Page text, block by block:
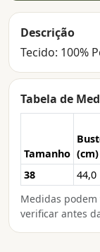
Descrição
Tecido: 100%
Tabela de
Tamanho (cm)
38
44,0
Medidas
verificar antes